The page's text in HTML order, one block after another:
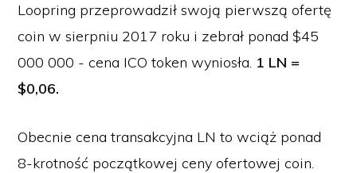
Loopring przeprowadził swoją pierwszą ofertę
coin w sierpniu 2017 roku i zebrał ponad $45
000 000 - cena ICO token wyniosła. 1 LN =
$0,06.
Obecnie cena transakcyjna LN to wciąż ponad
8-krotność początkowej ceny ofertowej coin.